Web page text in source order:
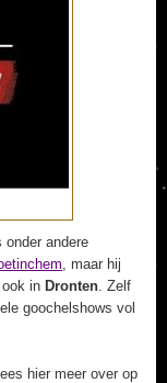
onder andere
, maar hij
in Dronten. Zelf
goochelshows vol
hier meer over op